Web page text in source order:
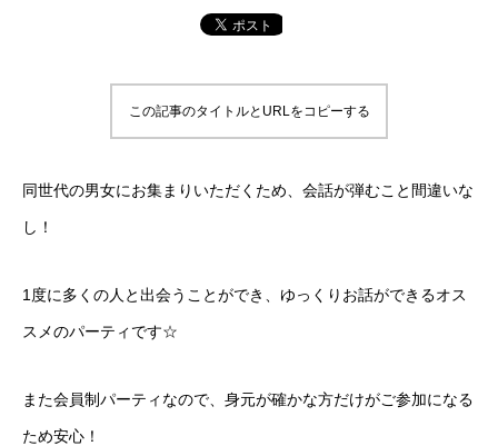
この記事のタイトルとURLをコピーする
同世代の男女にお集まりいただくため、会話が弾むこと間違いな
し！
1度に多くの人と出会うことができ、ゆっくりお話ができるオス
スメのパーティです☆
また会員制パーティなので、身元が確かな方だけがご参加になる
ため安心！